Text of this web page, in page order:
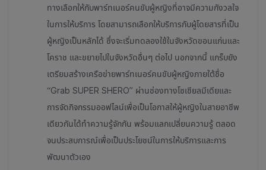
ทางเลือกให้กับพาร์ทเนอร์คนขับผู้หญิงที่อาจมีความกังวลใจ
ในการให้บริการ โดยสามารถเลือกให้บริการกับผู้โดยสารที่เป็น
ผู้หญิงเป็นหลักได้ ซึ่งจะเริ่มทดลองใช้ในจังหวัดขอนแก่นและ
โคราช และขยายไปในจังหวัดอื่นๆ ต่อไป นอกจากนี้ แกร็บยัง
เตรียมสร้างเครือข่ายพาร์ทเนอร์คนขับผู้หญิงภายใต้ชื่อ
“Grab SUPER SHERO” ผ่านช่องทางโซเชียลมีเดียและ
การจัดกิจกรรมออฟไลน์เพื่อเป็นโอกาสให้ผู้หญิงในสายอาชีพ
เดียวกันได้ทำความรู้จักกัน พร้อมแลกเปลี่ยนความรู้ ตลอด
จนประสบการณ์เพื่อเป็นประโยชน์ในการให้บริการและการ
พัฒนาตัวเอง